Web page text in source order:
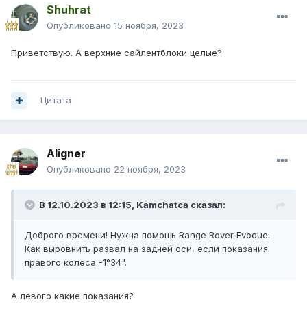
Shuhrat
Опубликовано 15 ноября, 2023
Приветствую. А верхние сайлентблоки целые?
Цитата
Aligner
Опубликовано 22 ноября, 2023
В 12.10.2023 в 12:15, Kamchatca сказал:
Доброго времени! Нужна помощь Range Rover Evoque.
Как выровнить развал на задней оси, если показания
правого колеса -1°34".
А левого какие показания?